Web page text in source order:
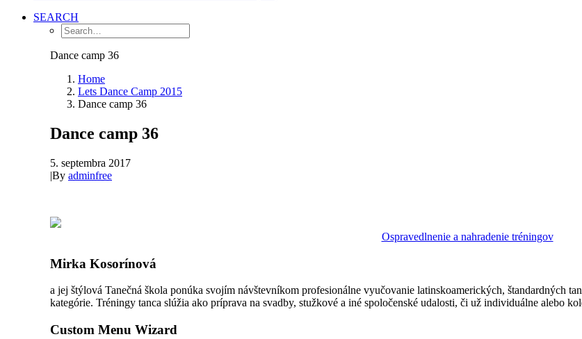
SEARCH
Dance camp 36
Home
Lets Dance Camp 2015
Dance camp 36
Dance camp 36
5. septembra 2017
|By adminfree
Ospravedlnenie a nahradenie tréningov
Mirka Kosorínová
a jej štýlová Tanečná škola ponúka svojím návštevníkom profesionálne vyučovanie latinskoamerických, štandardných
kategórie. Tréningy tanca slúžia ako príprava na svadby, stužkové a iné spoločenské udalosti, či už individuálne alebo
Custom Menu Wizard